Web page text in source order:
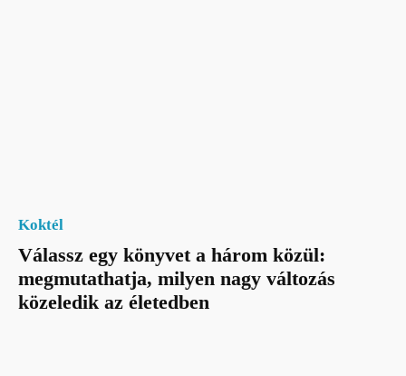
Koktél
Válassz egy könyvet a három közül:
megmutathatja, milyen nagy változás
közeledik az életedben